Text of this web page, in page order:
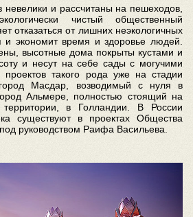
невелики и рассчитаны на пешеходов,
чистый общественный
отказаться от лишних неэкологичных
и экономит время и здоровье людей.
высотные дома покрыты кустами и
и несут на себе сады с могучими
проектов такого рода уже на стадии
Масдар, возводимый с нуля в
Альмере, полностью стоящий на
в Голландии. В России
существуют в проектах Общества
руководством Раифа Васильева.